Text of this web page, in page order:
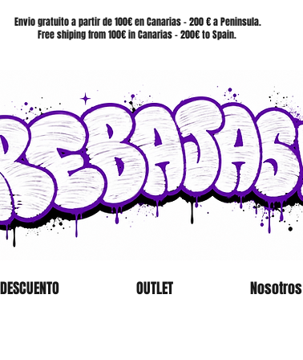
Envio gratuito a partir de 100€ en Canarias - 200 € a Peninsula.
Free shiping from 100€ in Canarias - 200€ to Spain.
OUTLET Nosotros